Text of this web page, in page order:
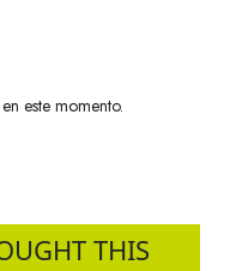
este momento.
THIS